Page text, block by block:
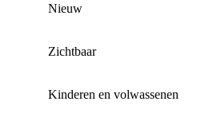
Nieuw
Zichtbaar
Kinderen en volwassenen